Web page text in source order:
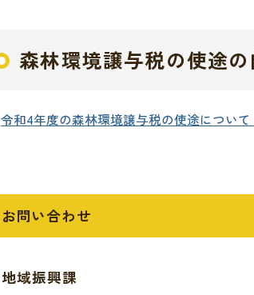
森林環境譲与税の使途
令和4年度の森林環境譲与税の使途について
お問い合わせ
地域振興課